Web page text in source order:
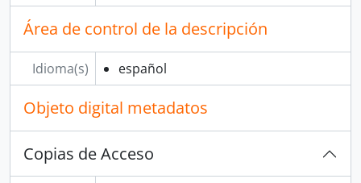
Área de control de la descripción
Idioma(s) español
Objeto digital metadatos
Copias de Acceso